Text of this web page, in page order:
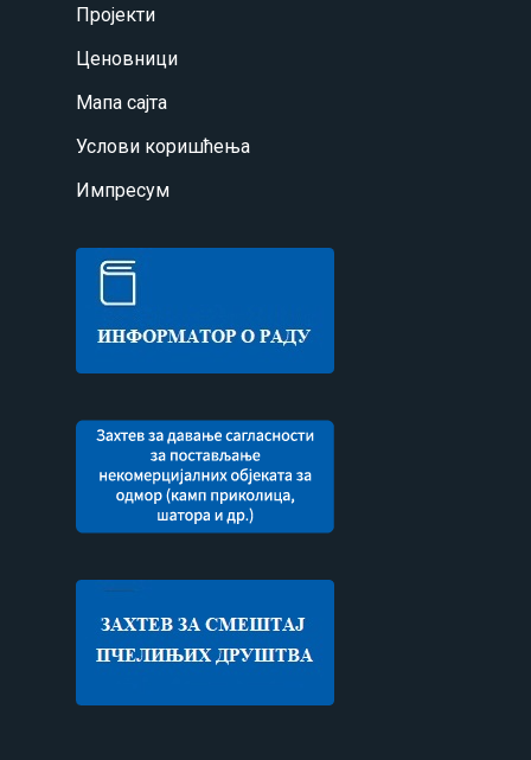
Пројекти
Ценовници
Мапа сајта
Услови коришћења
Импресум